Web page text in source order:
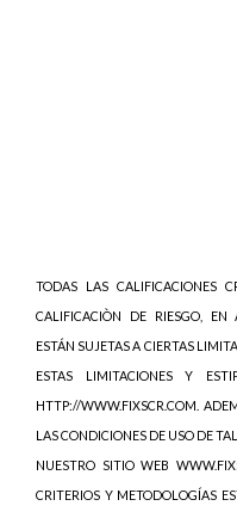
TODAS LAS CALIFICACIONES
CALIFICACIÒN DE RIESGO, EN
ESTÁN SUJETAS A CIERTAS
ESTAS LIMITACIONES Y
HTTP://WWW.FIXSCR.COM.
LAS CONDICIONES DE USO DE
NUESTRO SITIO WEB
CRITERIOS Y METODOLOGÍAS